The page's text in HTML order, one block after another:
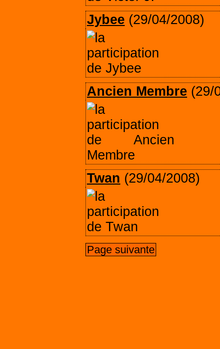
Jybee (29/04/2008)
Ancien Membre (29/
Twan (29/04/2008)
Page suivante